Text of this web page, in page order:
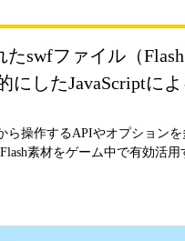
たswfファイル（
にしたJavaScriptに
ら操作するAPIやオプション
素材をゲーム中で有効活